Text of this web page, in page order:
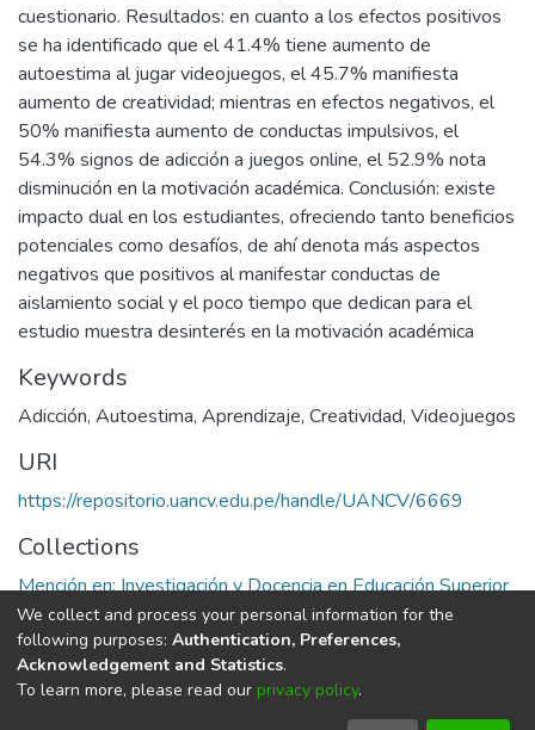
cuestionario. Resultados: en cuanto a los efectos positivos
se ha identificado que el 41.4% tiene aumento de
autoestima al jugar videojuegos, el 45.7% manifiesta
aumento de creatividad; mientras en efectos negativos, el
50% manifiesta aumento de conductas impulsivos, el
54.3% signos de adicción a juegos online, el 52.9% nota
disminución en la motivación académica. Conclusión: existe
impacto dual en los estudiantes, ofreciendo tanto beneficios
potenciales como desafíos, de ahí denota más aspectos
negativos que positivos al manifestar conductas de
aislamiento social y el poco tiempo que dedican para el
estudio muestra desinterés en la motivación académica
Keywords
Adicción, Autoestima, Aprendizaje, Creatividad, Videojuegos
URI
https://repositorio.uancv.edu.pe/handle/UANCV/6669
Collections
Mención en: Investigación y Docencia en Educación Superior
Full item page
DSpace softwarecopyright © 2002-2026
We collect and process your personal information for the
following purposes: Authentication, Preferences,
Acknowledgement and Statistics.
To learn more, please read our privacy policy.